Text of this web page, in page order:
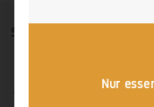
SO FINDEN SIE UNS
Nur